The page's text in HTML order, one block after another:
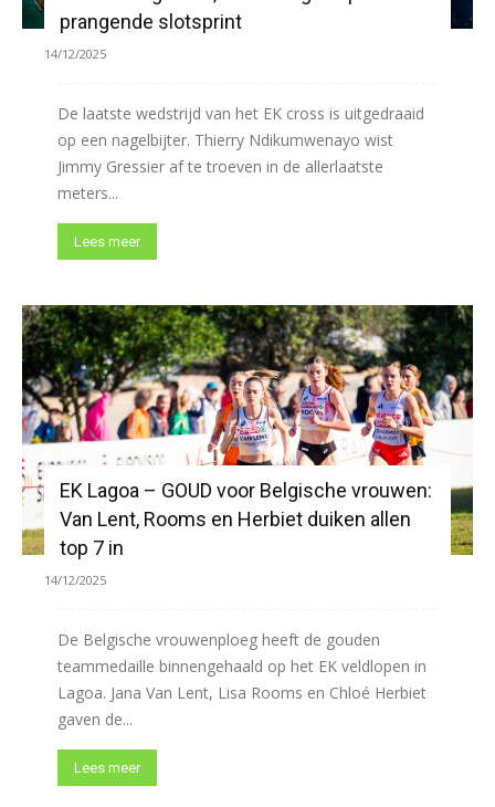
prangende slotsprint
14/12/2025
De laatste wedstrijd van het EK cross is uitgedraaid
op een nagelbijter. Thierry Ndikumwenayo wist
Jimmy Gressier af te troeven in de allerlaatste
meters...
Lees meer
EK Lagoa – GOUD voor Belgische vrouwen:
Van Lent, Rooms en Herbiet duiken allen
top 7 in
14/12/2025
De Belgische vrouwenploeg heeft de gouden
teammedaille binnengehaald op het EK veldlopen in
Lagoa. Jana Van Lent, Lisa Rooms en Chloé Herbiet
gaven de...
Lees meer